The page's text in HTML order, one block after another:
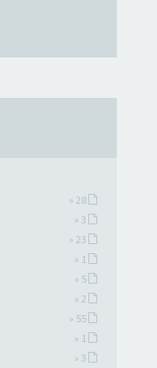
» 28
» 3
» 23
» 1
» 5
» 2
» 55
» 1
» 3